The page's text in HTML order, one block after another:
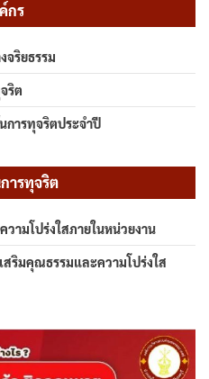
กร
จริยธรรม
ริต
การทุจริตประจำปี
ารทุจริต
ามโปร่งใสภายในหน่วยงาน
สริมคุณธรรมและความโปร่งใส